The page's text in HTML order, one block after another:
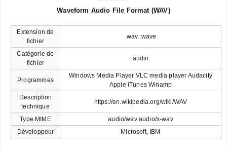
Waveform Audio File Format (WAV)
Extension de
fichier
.wav .wave
Catégorie de
fichier
audio
Programmes
Windows Media Player VLC media player Audacity
Apple iTunes Winamp
Description
technique
https://en.wikipedia.org/wiki/WAV
Type MIME
audio/wav audio/x-wav
Développeur
Microsoft, IBM